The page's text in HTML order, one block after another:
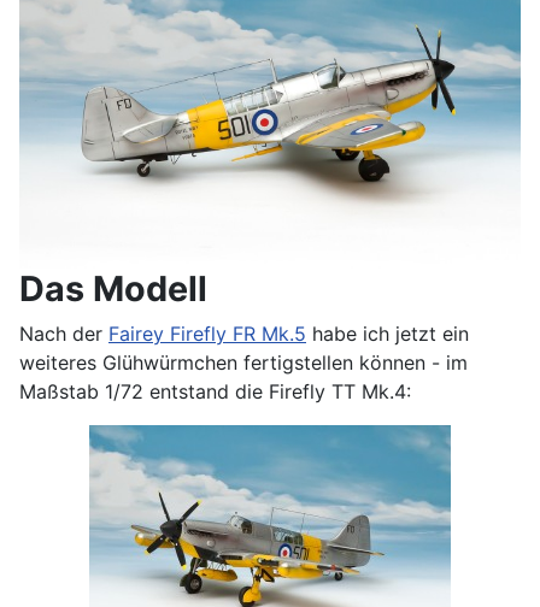
Das Modell
Nach der Fairey Firefly FR Mk.5 habe ich jetzt ein
weiteres Glühwürmchen fertigstellen können - im
Maßstab 1/72 entstand die Firefly TT Mk.4: